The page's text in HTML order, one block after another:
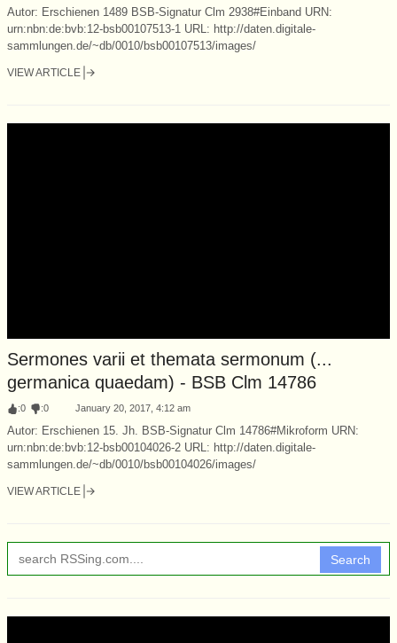
Autor: Erschienen 1489 BSB-Signatur Clm 2938#Einband URN:
urn:nbn:de:bvb:12-bsb00107513-1 URL: http://daten.digitale-
sammlungen.de/~db/0010/bsb00107513/images/
VIEW ARTICLE
Sermones varii et themata sermonum (...
germanica quaedam) - BSB Clm 14786
:0 :0 January 20, 2017, 4:12 am
Autor: Erschienen 15. Jh. BSB-Signatur Clm 14786#Mikroform URN:
urn:nbn:de:bvb:12-bsb00104026-2 URL: http://daten.digitale-
sammlungen.de/~db/0010/bsb00104026/images/
VIEW ARTICLE
Search